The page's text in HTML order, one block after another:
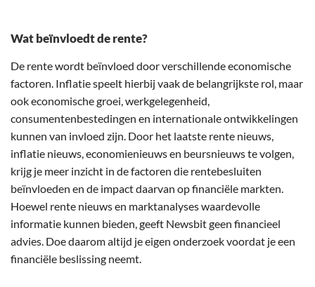
Wat beïnvloedt de rente?
De rente wordt beïnvloed door verschillende economische
factoren. Inflatie speelt hierbij vaak de belangrijkste rol, maar
ook economische groei, werkgelegenheid,
consumentenbestedingen en internationale ontwikkelingen
kunnen van invloed zijn. Door het laatste rente nieuws,
inflatie nieuws, economienieuws en beursnieuws te volgen,
krijg je meer inzicht in de factoren die rentebesluiten
beïnvloeden en de impact daarvan op financiële markten.
Hoewel rente nieuws en marktanalyses waardevolle
informatie kunnen bieden, geeft Newsbit geen financieel
advies. Doe daarom altijd je eigen onderzoek voordat je een
financiële beslissing neemt.